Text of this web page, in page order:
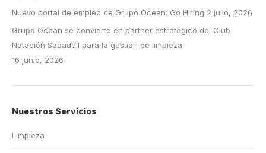
Nuevo portal de empleo de Grupo Ocean: Go Hiring 2 julio, 2026
Grupo Ocean se convierte en partner estratégico del Club
Natación Sabadell para la gestión de limpieza
16 junio, 2026
Nuestros Servicios
Limpieza